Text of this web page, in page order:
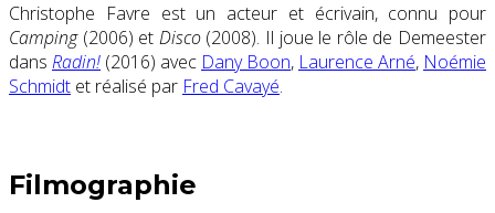
Christophe Favre est un acteur et écrivain, connu pour
Camping(2006) et Disco(2008). Il joue le rôle de Demeester
dans Radin! (2016) avec Dany Boon, Laurence Arné, Noémie
Schmidt et réalisé par Fred Cavayé.
Filmographie